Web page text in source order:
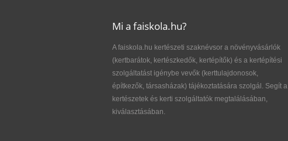
Mi a faiskola.hu?
A faiskola.hu kertészeti szaknévsor a növényvásárlók
(kertbarátok, kertészkedők, kertépítők) és a kertépítési
szolgáltatást igénybe vevők (kerttulajdonosok,
építkezők, társasházak) tájékoztatására szolgál. Segít a
kertészetek és kerti szolgáltatók megtalálásában,
kiválasztásában.